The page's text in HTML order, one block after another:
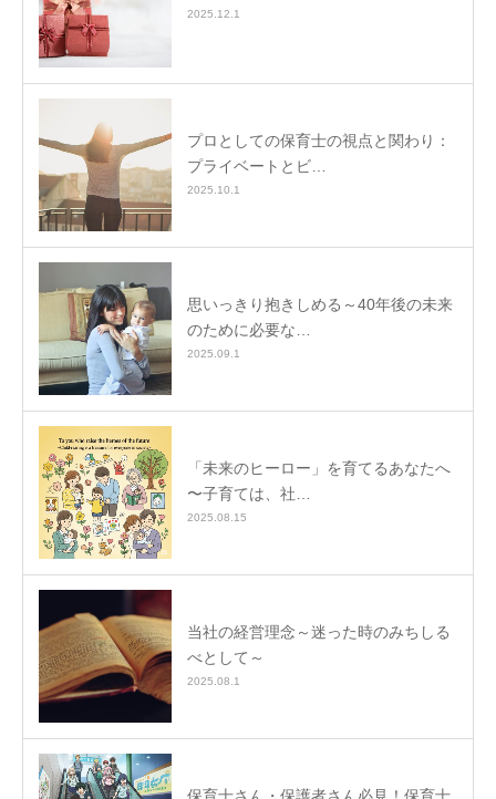
2025.12.1
プロとしての保育士の視点と関わり：
プライベートとビ…
2025.10.1
思いっきり抱きしめる～40年後の未来
のために必要な…
2025.09.1
「未来のヒーロー」を育てるあなたへ
〜子育ては、社…
2025.08.15
当社の経営理念～迷った時のみちしる
べとして～
2025.08.1